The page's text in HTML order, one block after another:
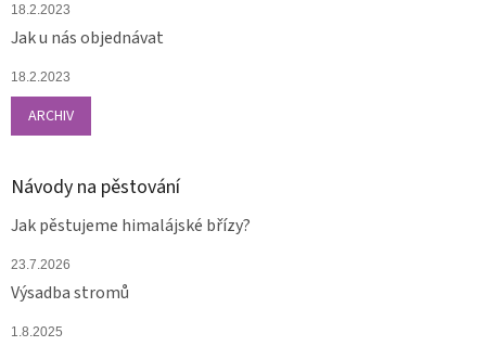
18.2.2023
Jak u nás objednávat
18.2.2023
ARCHIV
Návody na pěstování
Jak pěstujeme himalájské břízy?
23.7.2026
Výsadba stromů
1.8.2025